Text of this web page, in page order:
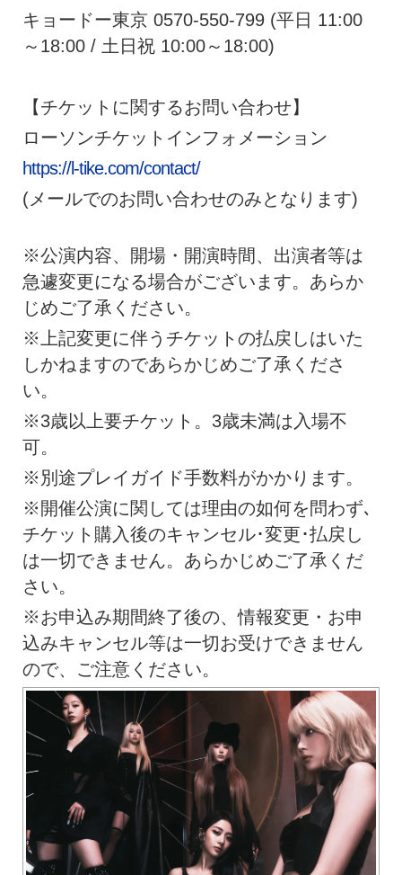
キョードー東京 0570-550-799 (平日 11:00
～18:00 / 土日祝 10:00～18:00)
【チケットに関するお問い合わせ】
ローソンチケットインフォメーション
https://l-tike.com/contact/
(メールでのお問い合わせのみとなります)
※公演内容、開場・開演時間、出演者等は
急遽変更になる場合がございます。あらか
じめご了承ください。
※上記変更に伴うチケットの払戻しはいた
しかねますのであらかじめご了承くださ
い。
※3歳以上要チケット。3歳未満は入場不
可。
※別途プレイガイド手数料がかかります。
※開催公演に関しては理由の如何を問わず､
チケット購入後のキャンセル･変更･払戻し
は一切できません。あらかじめご了承くだ
さい。
※お申込み期間終了後の、情報変更・お申
込みキャンセル等は一切お受けできません
ので、ご注意ください。